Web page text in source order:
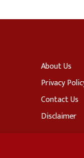
About Us
Privacy
Contact Us
Disclaimer